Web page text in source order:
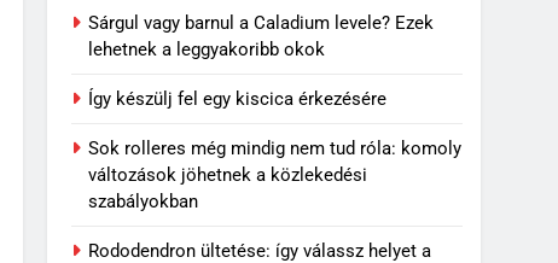
Sárgul vagy barnul a Caladium levele? Ezek
lehetnek a leggyakoribb okok
Így készülj fel egy kiscica érkezésére
Sok rolleres még mindig nem tud róla: komoly
változások jöhetnek a közlekedési
szabályokban
Rododendron ültetése: így válassz helyet a